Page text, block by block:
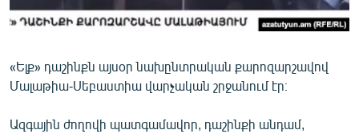
ՏՏ ԵՒ ԻՆՏԵՐՆԵՏ
ԱՐԽԻՎ
ՏԵՍԱՆՅՈՒԹԵՐ
ԲԱՆԱՎԵՃ
«Ելք» դաշինքն այսօր նախընտրական քարոզարշավով
Մալաթիա-Սեբաստիա վարչական շրջանում էր։
Ազգային ժողովի պատգամավոր, դաշինքի անդամ,